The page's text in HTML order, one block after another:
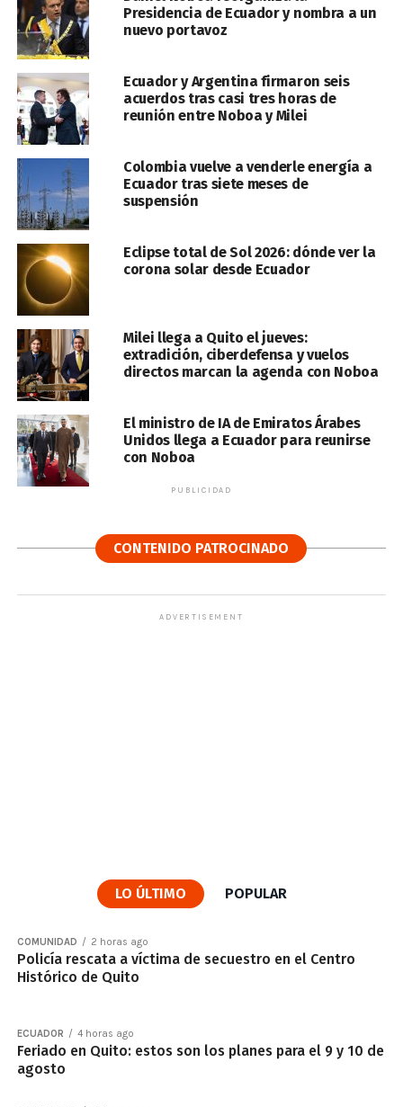
Presidencia de Ecuador y nombra a un
nuevo portavoz
Ecuador y Argentina firmaron seis
acuerdos tras casi tres horas de
reunión entre Noboa y Milei
Colombia vuelve a venderle energía a
Ecuador tras siete meses de
suspensión
Eclipse total de Sol 2026: dónde ver la
corona solar desde Ecuador
Milei llega a Quito el jueves:
extradición, ciberdefensa y vuelos
directos marcan la agenda con Noboa
El ministro de IA de Emiratos Árabes
Unidos llega a Ecuador para reunirse
con Noboa
PUBLICIDAD
CONTENIDO PATROCINADO
ADVERTISEMENT
LO ÚLTIMO POPULAR
COMUNIDAD 2 horas ago
Policía rescata a víctima de secuestro en el Centro
Histórico de Quito
ECUADOR 4 horas ago
Feriado en Quito: estos son los planes para el 9 y 10 de
agosto